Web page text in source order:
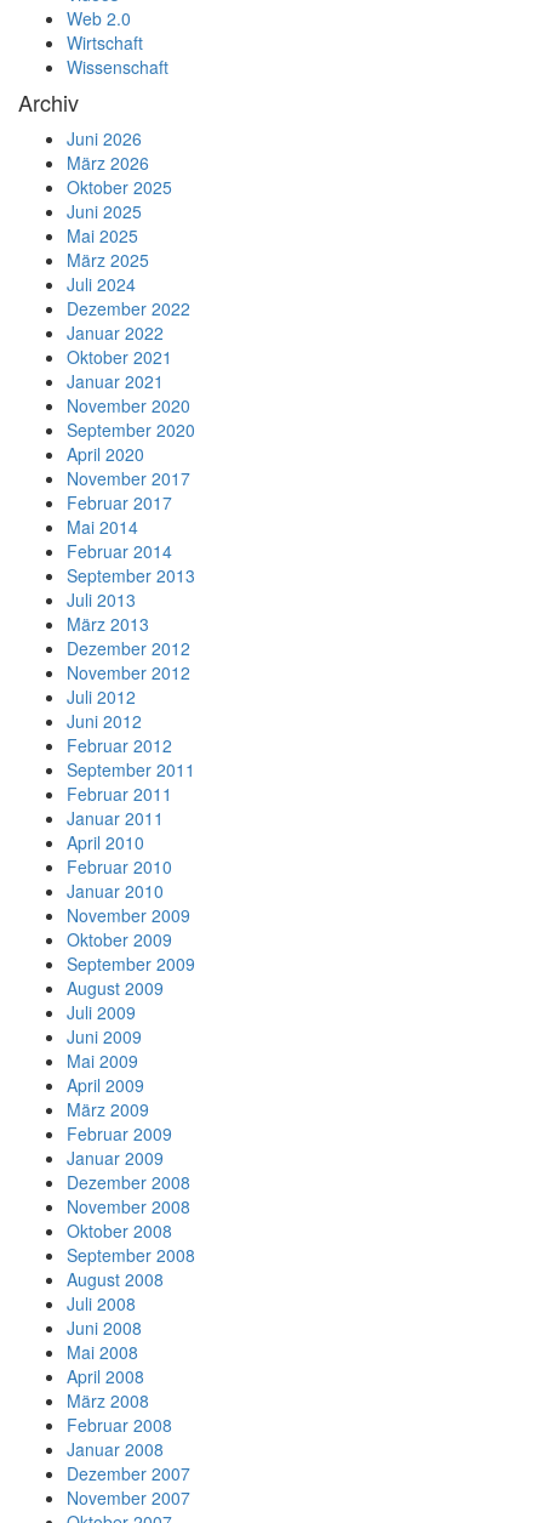
Web 2.0
Wirtschaft
Wissenschaft
Archiv
Juni 2026
März 2026
Oktober 2025
Juni 2025
Mai 2025
März 2025
Juli 2024
Dezember 2022
Januar 2022
Oktober 2021
Januar 2021
November 2020
September 2020
April 2020
November 2017
Februar 2017
Mai 2014
Februar 2014
September 2013
Juli 2013
März 2013
Dezember 2012
November 2012
Juli 2012
Juni 2012
Februar 2012
September 2011
Februar 2011
Januar 2011
April 2010
Februar 2010
Januar 2010
November 2009
Oktober 2009
September 2009
August 2009
Juli 2009
Juni 2009
Mai 2009
April 2009
März 2009
Februar 2009
Januar 2009
Dezember 2008
November 2008
Oktober 2008
September 2008
August 2008
Juli 2008
Juni 2008
Mai 2008
April 2008
März 2008
Februar 2008
Januar 2008
Dezember 2007
November 2007